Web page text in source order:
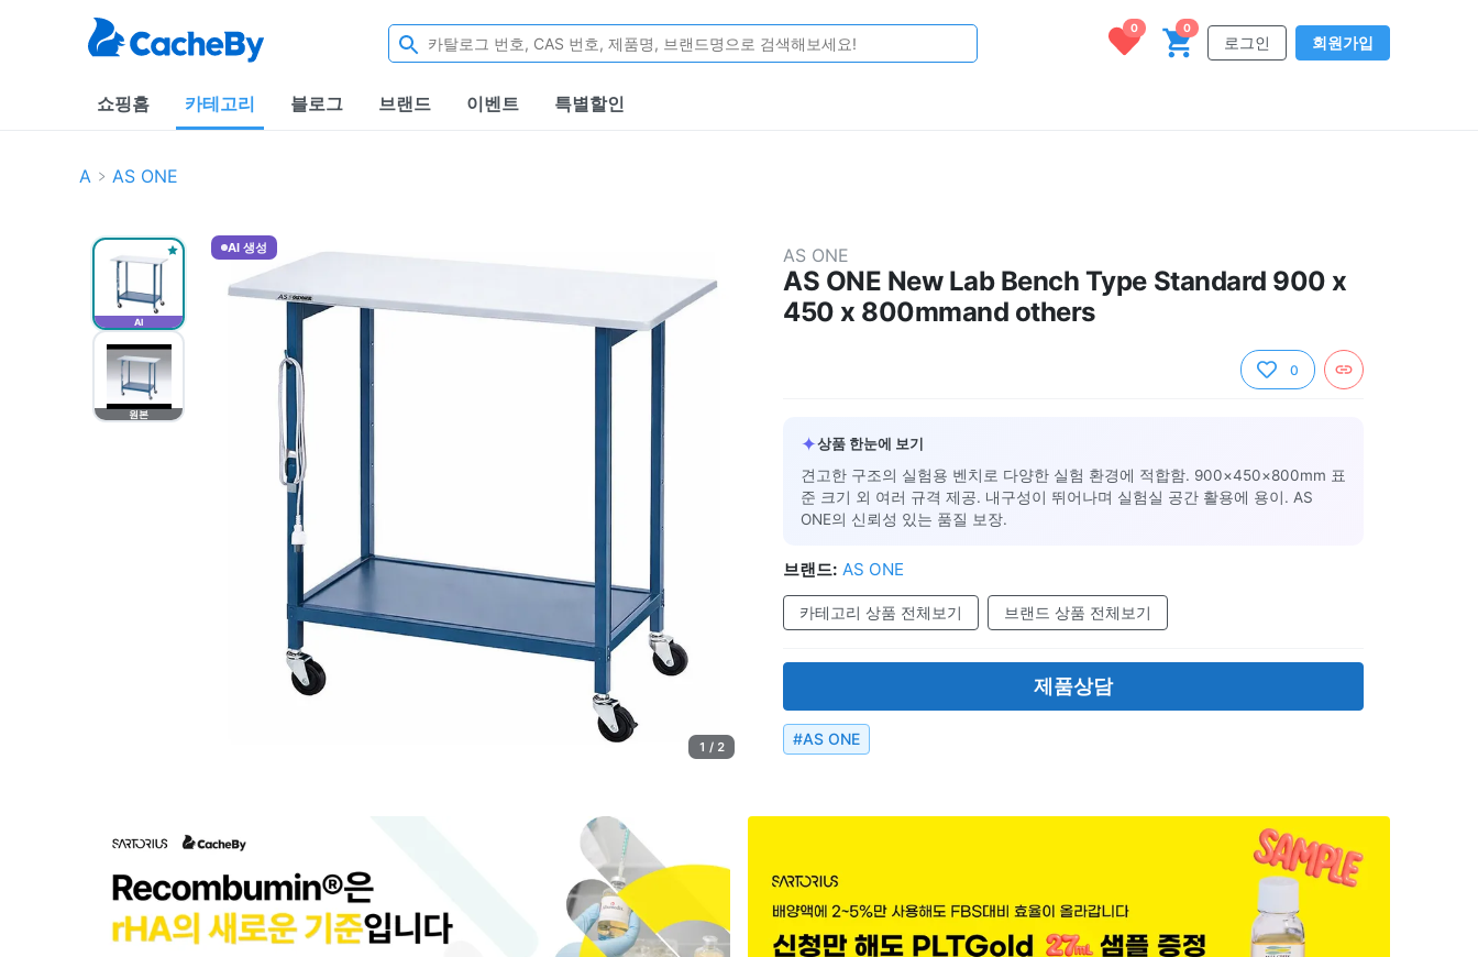
0 0
로그인 회원가입
쇼핑홈 카테고리 블로그 브랜드 이벤트 특별할인
A AS ONE
AI
원본
AI 생성
1 / 2
AS ONE
AS ONE New Lab Bench Type Standard 900 x
450 x 800mmand others
0
✦상품 한눈에 보기
견고한 구조의 실험용 벤치로 다양한 실험 환경에 적합함. 900×450×800mm 표
준 크기 외 여러 규격 제공. 내구성이 뛰어나며 실험실 공간 활용에 용이. AS
ONE의 신뢰성 있는 품질 보장.
브랜드: AS ONE
카테고리 상품 전체보기 브랜드 상품 전체보기
제품상담
#AS ONE